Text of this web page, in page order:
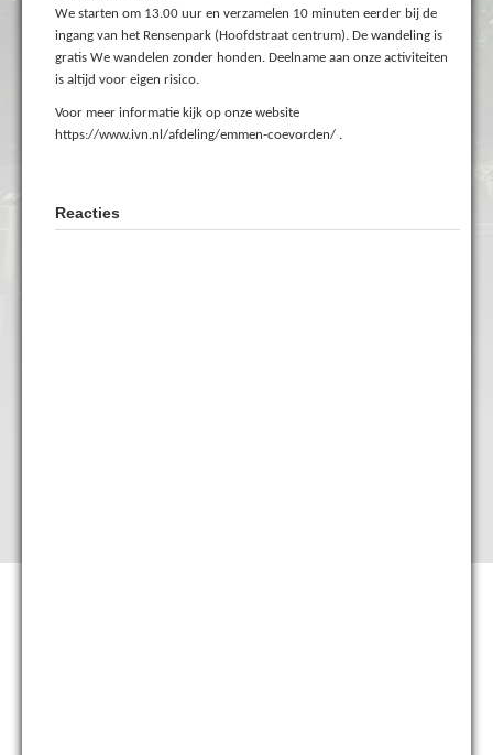
We starten om 13.00 uur en verzamelen 10 minuten eerder bij de
ingang van het Rensenpark (Hoofdstraat centrum). De wandeling is
gratis We wandelen zonder honden. Deelname aan onze activiteiten
is altijd voor eigen risico.
Voor meer informatie kijk op onze website
https://www.ivn.nl/afdeling/emmen-coevorden/ .
Reacties